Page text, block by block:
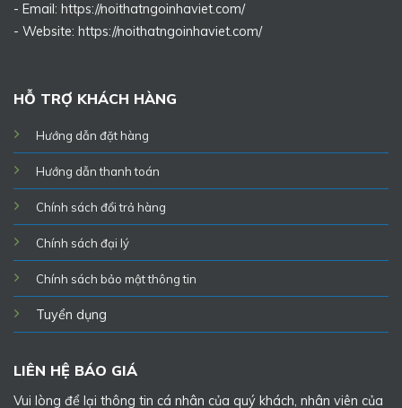
- Email: https://noithatngoinhaviet.com/
- Website: https://noithatngoinhaviet.com/
HỖ TRỢ KHÁCH HÀNG
Hướng dẫn đặt hàng
Hướng dẫn thanh toán
Chính sách đổi trả hàng
Chính sách đại lý
Chính sách bảo mật thông tin
Tuyển dụng
LIÊN HỆ BÁO GIÁ
Vui lòng để lại thông tin cá nhân của quý khách, nhân viên của